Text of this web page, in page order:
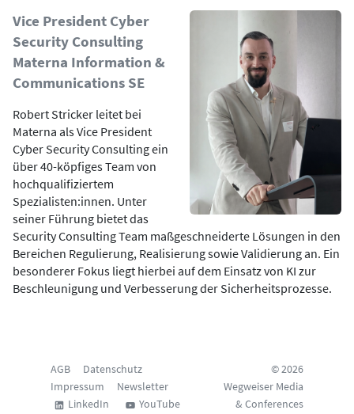
Bild
Vice President Cyber
Security Consulting
Materna Information &
Communications SE
Robert Stricker leitet bei
Materna als Vice President
Cyber Security Consulting ein
über 40-köpfiges Team von
hochqualifiziertem
Spezialisten:innen. Unter
seiner Führung bietet das
Security Consulting Team maßgeschneiderte Lösungen in den
Bereichen Regulierung, Realisierung sowie Validierung an. Ein
besonderer Fokus liegt hierbei auf dem Einsatz von KI zur
Beschleunigung und Verbesserung der Sicherheitsprozesse.
AGB
Datenschutz
Impressum
Newsletter
LinkedIn
YouTube
© 2026
Wegweiser Media
& Conferences